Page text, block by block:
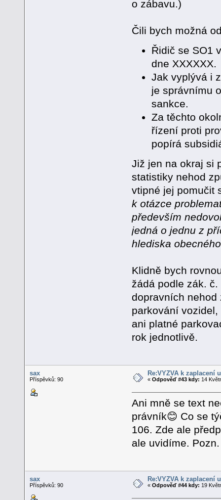
o zábavu.)
Čili bych možná
Řidič se SO1
dne XXXXXX.
Jak vyplývá i
je správnímu
sankce.
Za těchto
řízení proti
popírá
Již jen na okraj si
statistiky nehod
vtipné jej pomučit
k otázce
především
jedná o jednu z
hlediska
Klidně bych
žádá podle zák.
dopravních nehod
parkování
ani platné
rok jednotlivě.
sax
Příspěvků: 90
Re:VÝZVA k zaplacení
«Odpověď #43 kdy: 14
Ani mně se text
právník😊 Co se
106. Zde ale
ale uvidíme.
sax
Příspěvků: 90
Re:VÝZVA k zaplacení
«Odpověď #44 kdy: 19